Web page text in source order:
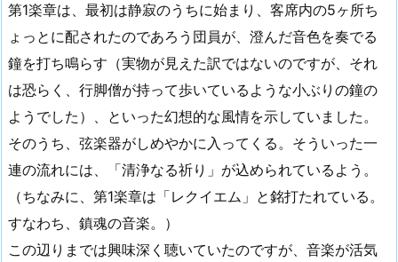
第1楽章は、最初は静寂のうちに始まり、客席内の5ヶ所ち
ょっとに配されたのであろう団員が、澄んだ音色を奏でる
鐘を打ち鳴らす（実物が見えた訳ではないのですが、それ
は恐らく、行脚僧が持って歩いているような小ぶりの鐘の
ようでした）、といった幻想的な風情を示していました。
そのうち、弦楽器がしめやかに入ってくる。そういった一
連の流れには、「清浄なる祈り」が込められているよう。
（ちなみに、第1楽章は「レクイエム」と銘打たれている。
すなわち、鎮魂の音楽。）
この辺りまでは興味深く聴いていたのですが、音楽が活気